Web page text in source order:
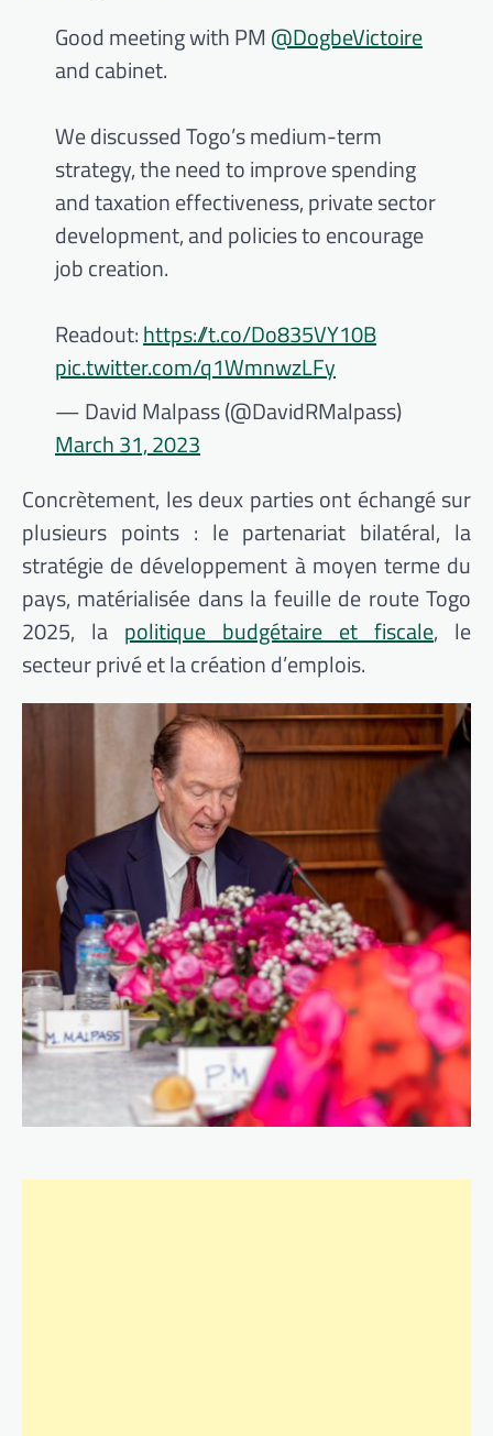
Good meeting with PM @DogbeVictoire
and cabinet.
We discussed Togo’s medium-term
strategy, the need to improve spending
and taxation effectiveness, private sector
development, and policies to encourage
job creation.
Readout:https://t.co/Do835VY10B
pic.twitter.com/q1WmnwzLFy
— David Malpass (@DavidRMalpass)
March 31, 2023
Concrètement, les deux parties ont échangé sur
plusieurs points : le partenariat bilatéral, la
stratégie de développement à moyen terme du
pays, matérialisée dans la feuille de route Togo
2025, la politique budgétaire et fiscale, le
secteur privé et la création d’emplois.